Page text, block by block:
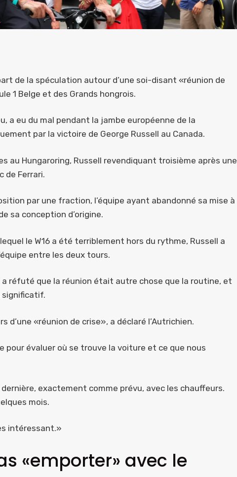
de la spéculation autour d’une soi-disant «réunion de
1 Belge et des Grands hongrois.
a eu du mal pendant la jambe européenne de la
par la victoire de George Russell au Canada.
au Hungaroring, Russell revendiquant troisième après une
de Ferrari.
par une fraction, l’équipe ayant abandonné sa mise à
sa conception d’origine.
le W16 a été terriblement hors du rythme, Russell a
entre les deux tours.
a réfuté que la réunion était autre chose que la routine, et
significatif.
d’une «réunion de crise», a déclaré l’Autrichien.
pour évaluer où se trouve la voiture et ce que nous
exactement comme prévu, avec les chauffeurs.
mois.
intéressant.»
«emporter» avec le